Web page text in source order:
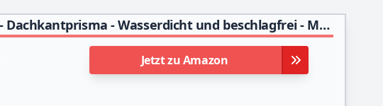
Bushnell - Engage X - 10x42 - Schwarz - Dachkantprisma - Wasserdicht und beschlagfrei - Mehrschichtvergütet - Fernglas - Wildtiere - Vogelbeobachtung - Reisen - BENX1042
Jetzt zu Amazon